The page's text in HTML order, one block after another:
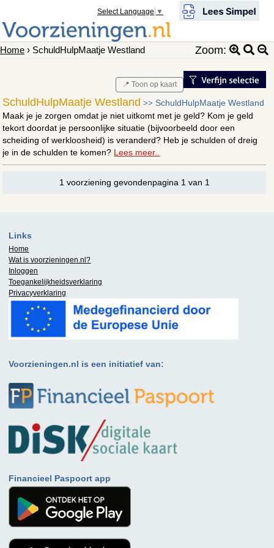
Select Language ▼
Home › SchuldHulpMaatje Westland Zoom:
📍 Toon op kaart
SchuldHulpMaatje Westland >> SchuldHulpMaatje Westland
Maak je je zorgen omdat je niet uitkomt met je geld? Kom je geld
tekort doordat je persoonlijke situatie (bijvoorbeeld door een
scheiding of werkloosheid) is veranderd? Heb je schulden of dreig
je in de schulden te komen? Lees meer..
1 voorziening gevondenpagina 1 van 1
Links
Home
Wat is voorzieningen.nl?
Inloggen
Toegankelijkheidsverklaring
Privacyverklaring
Voorzieningen.nl is een initiatief van:
Financieel Paspoort app